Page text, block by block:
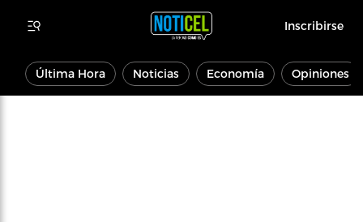
Inscribirse
Última Hora Noticias Economía Opiniones